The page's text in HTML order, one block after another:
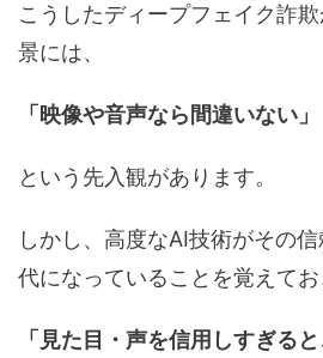
こうしたディープフェイク詐
景には、
「映像や音声なら間違いない」
という先入観があります。
しかし、高度なAI技術がその
代になっていることを覚えてお
「見た目・声を信用しすぎる